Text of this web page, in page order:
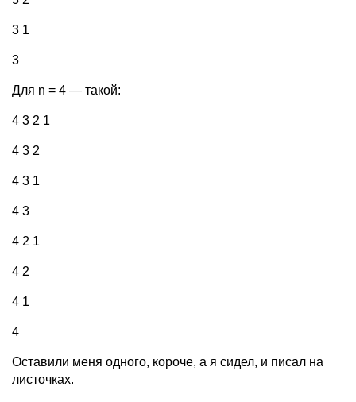
3 1
3
Для n = 4 — такой:
4 3 2 1
4 3 2
4 3 1
4 3
4 2 1
4 2
4 1
4
Оставили меня одного, короче, а я сидел, и писал на
листочках.